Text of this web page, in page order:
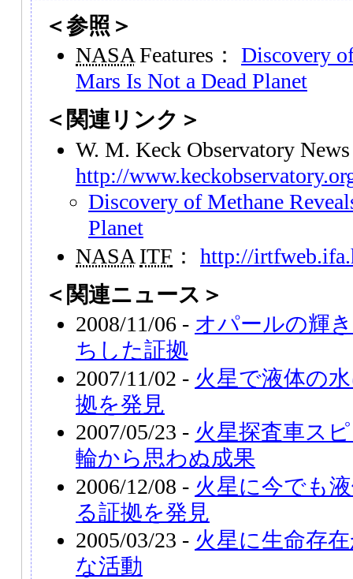
＜参照＞
NASAFeatures： Discovery
Mars Is Not a Dead Planet
＜関連リンク＞
W. M. Keck Observatory
http://
Discovery of Methane
Planet
NASA ITF ： http://
＜関連ニュース＞
2008/11/06 - オパールの輝
ちした証拠
2007/11/02 - 火星で液体の
拠を発見
2007/05/23 - 火星探査車ス
輪から思わぬ成果
2006/12/08 - 火星に今でも
る証拠を発見
2005/03/23 - 火星に生命存
な活動